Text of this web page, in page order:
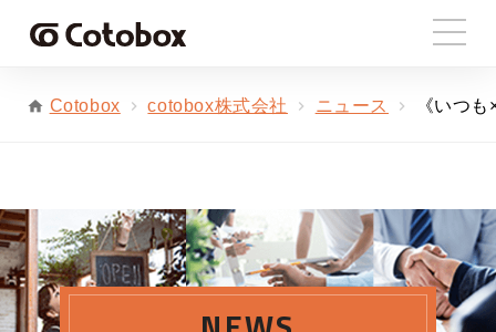
Cotobox cotobox株式会社 ニュース 《いつ